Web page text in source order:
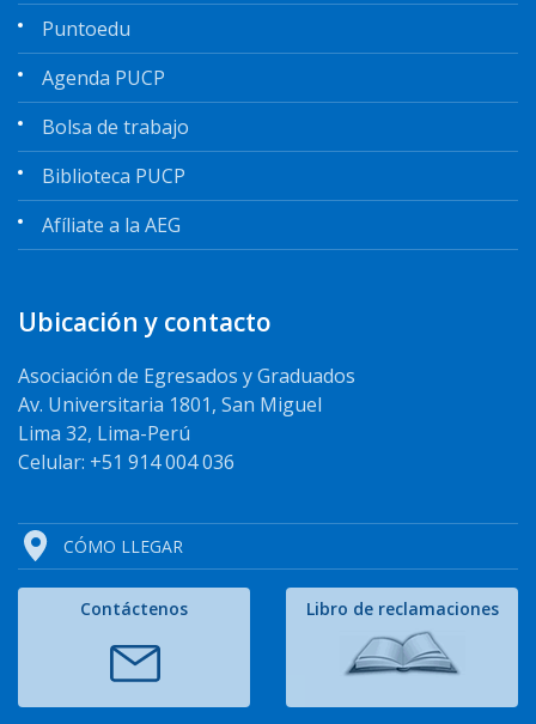
Puntoedu
Agenda PUCP
Bolsa de trabajo
Biblioteca PUCP
Afíliate a la AEG
Ubicación y contacto
Asociación de Egresados y Graduados
Av. Universitaria 1801, San Miguel
Lima 32, Lima-Perú
Celular: +51 914 004 036
CÓMO LLEGAR
Contáctenos Libro de reclamaciones